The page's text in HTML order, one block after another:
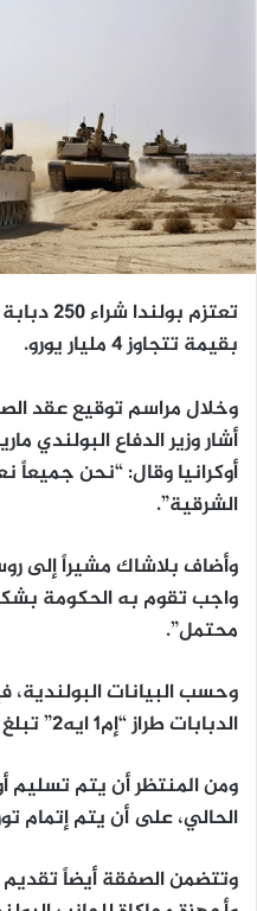
تعتزم
بقيمة تتجاوز 4 مليار يورو.
وخلال مراسم توقيع عقد
أشار وزير الدفاع البولندي
أوكرانيا وقال: “نحن
الشرقية”.
وأضاف بلاشاك مشيراً إلى
واجب تقوم به الحكومة
محتمل”.
وحسب البيانات
الدبابات طراز “إم1 ايه2” تبلغ ما يعادل 3ر4 مليار يورو تقريباً.
الحالي، على أن يتم إتمام
وتتضمن الصفقة أيضاً